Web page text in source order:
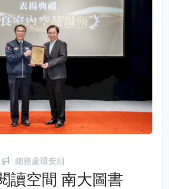
總務處環安組
讀空間 南大圖書